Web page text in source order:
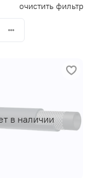
очистить фильтр
в наличии